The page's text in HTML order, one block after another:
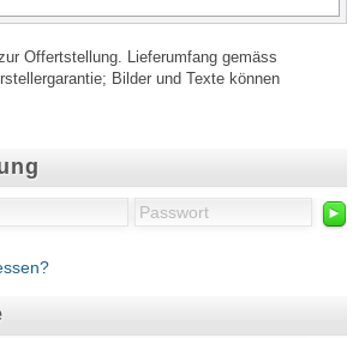
►
Offertstellung. Lieferumfang gemäss
Bilder und Texte können